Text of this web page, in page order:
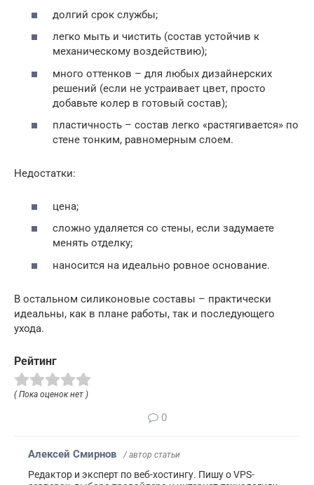
долгий срок службы;
легко мыть и чистить (состав устойчив к
механическому воздействию);
много оттенков – для любых дизайнерских
решений (если не устраивает цвет, просто
добавьте колер в готовый состав);
пластичность – состав легко «растягивается» по
стене тонким, равномерным слоем.
Недостатки:
цена;
сложно удаляется со стены, если задумаете
менять отделку;
наносится на идеально ровное основание.
В остальном силиконовые составы – практически
идеальны, как в плане работы, так и последующего
ухода.
Рейтинг
( Пока оценок нет )
0
Алексей Смирнов / автор статьи
Редактор и эксперт по веб-хостингу. Пишу о VPS-